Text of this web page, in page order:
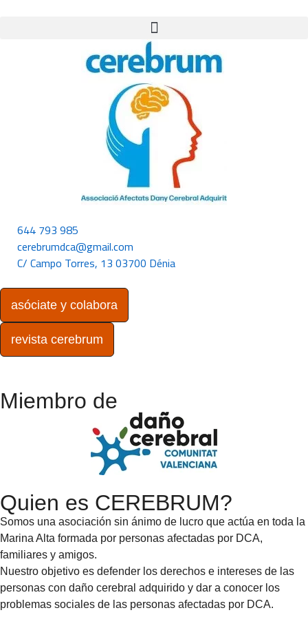
644 793 985
cerebrumdca@gmail.com
C/ Campo Torres, 13 03700 Dénia
asóciate y colabora
revista cerebrum
Miembro de
Quien es CEREBRUM?
Somos una asociación sin ánimo de lucro que actúa en toda la
Marina Alta formada por personas afectadas por DCA,
familiares y amigos.
Nuestro objetivo es defender los derechos e intereses de las
personas con daño cerebral adquirido y dar a conocer los
problemas sociales de las personas afectadas por DCA.